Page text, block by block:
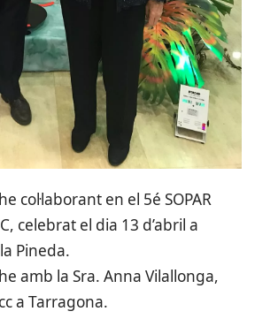
col·laborant en el 5é SOPAR
celebrat el dia 13 d’abril a
Pineda.
amb la Sra. Anna Vilallonga,
a Tarragona.